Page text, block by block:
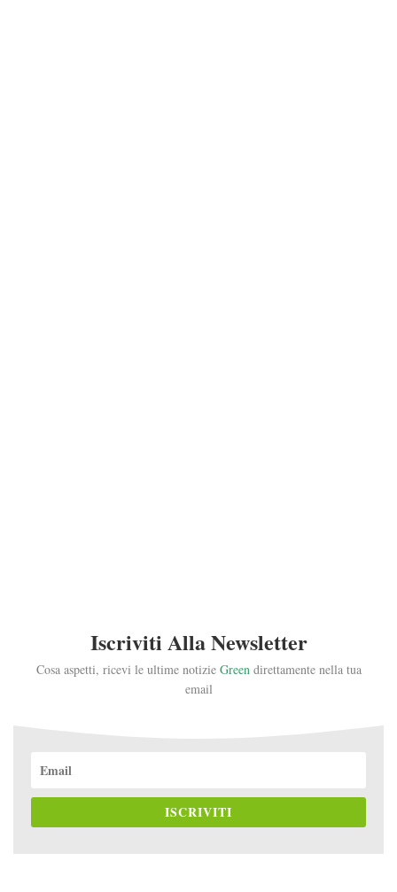
Iscriviti Alla Newsletter
Cosa aspetti, ricevi le ultime notizie Greendirettamente nella tua
email
ISCRIVITI